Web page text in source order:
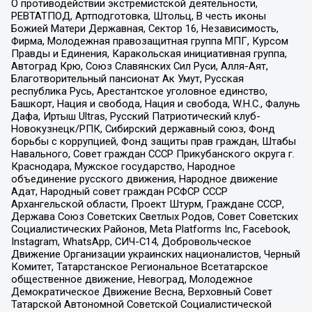
О противодействии экстремистской деятельности,
РЕВТАТПОД, Артподготовка, Штольц, В честь иконы
Божией Матери Державная, Сектор 16, Независимость,
Фирма, Молодежная правозащитная группа МПГ, Курсом
Правды и Единения, Каракольская инициативная группа,
Автоград Крю, Союз Славянских Сил Руси, Алля-Аят,
Благотворительный пансионат Ак Умут, Русская
республика Русь, Арестантское уголовное единство,
Башкорт, Нация и свобода, Нация и свобода, W.H.С., Фалунь
Дафа, Иртыш Ultras, Русский Патриотический клуб-
Новокузнецк/РПК, Сибирский державный союз, Фонд
борьбы с коррупцией, Фонд защиты прав граждан, Штабы
Навального, Совет граждан СССР Прикубанского округа г.
Краснодара, Мужское государство, Народное
объединение русского движения, Народное движение
Адат, Народный совет граждан РСФСР СССР
Архангельской области, Проект Штурм, Граждане СССР,
Держава Союз Советских Светлых Родов, Совет Советских
Социалистических Районов, Meta Platforms Inc, Facebook,
Instagram, WhatsApp, СИЧ-С14, Добровольческое
Движение Организации украинских националистов, Черный
Комитет, Татарстанское Региональное Всетатарское
общественное движение, Невоград, Молодежное
Демократическое Движение Весна, Верховный Совет
Татарской Автономной Советской Социалистической